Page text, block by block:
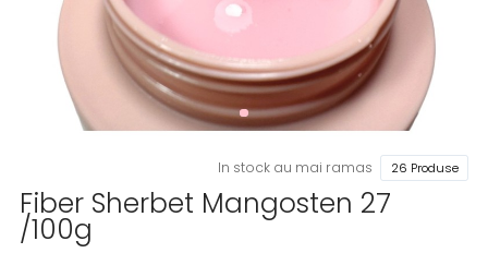
In stock au mai ramas 26 Produse
Fiber Sherbet Mangosten 27
/100g